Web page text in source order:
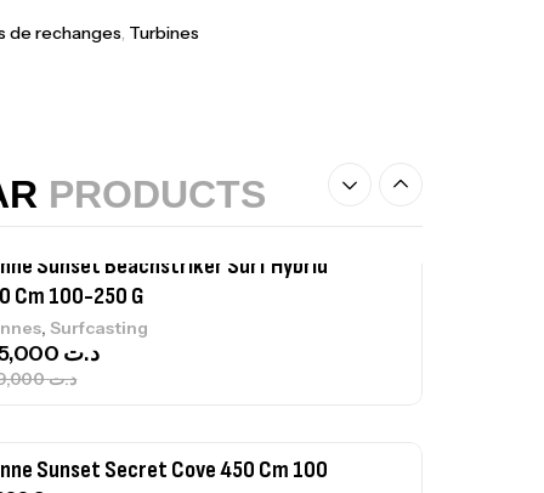
de rechanges, Turbines
PRODUCTS
د.ت
Sunset Secret Cove 450 Cm 100
G
, Surfcasting
د.ت768,000
د.ت692,000
Sunset Secret Cove 420 Cm 100